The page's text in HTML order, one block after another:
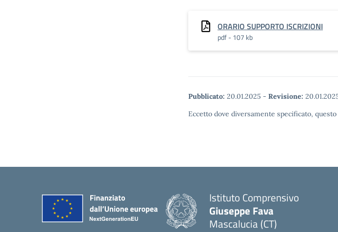
ORARIO SUPPORTO ISCRIZIONI
pdf - 107 kb
Pubblicato: 20.01.2025 - Revisione:
Eccetto dove diversamente specificato,
Istituto Comprensivo
Giuseppe Fava
Mascalucia (CT)